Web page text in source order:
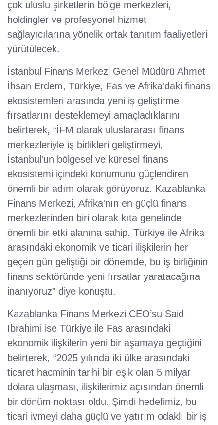
çok uluslu şirketlerin bölge merkezleri,
holdingler ve profesyonel hizmet
sağlayıcılarına yönelik ortak tanıtım faaliyetleri
yürütülecek.
İstanbul Finans Merkezi Genel Müdürü Ahmet
İhsan Erdem, Türkiye, Fas ve Afrika'daki finans
ekosistemleri arasında yeni iş geliştirme
fırsatlarını desteklemeyi amaçladıklarını
belirterek, “İFM olarak uluslararası finans
merkezleriyle iş birlikleri geliştirmeyi,
İstanbul'un bölgesel ve küresel finans
ekosistemi içindeki konumunu güçlendiren
önemli bir adım olarak görüyoruz. Kazablanka
Finans Merkezi, Afrika'nın en güçlü finans
merkezlerinden biri olarak kıta genelinde
önemli bir etki alanına sahip. Türkiye ile Afrika
arasındaki ekonomik ve ticari ilişkilerin her
geçen gün geliştiği bir dönemde, bu iş birliğinin
finans sektöründe yeni fırsatlar yaratacağına
inanıyoruz” diye konuştu.
Kazablanka Finans Merkezi CEO’su Said
Ibrahimi ise Türkiye ile Fas arasındaki
ekonomik ilişkilerin yeni bir aşamaya geçtiğini
belirterek, “2025 yılında iki ülke arasındaki
ticaret hacminin tarihi bir eşik olan 5 milyar
dolara ulaşması, ilişkilerimiz açısından önemli
bir dönüm noktası oldu. Şimdi hedefimiz, bu
ticari ivmeyi daha güçlü ve yatırım odaklı bir iş